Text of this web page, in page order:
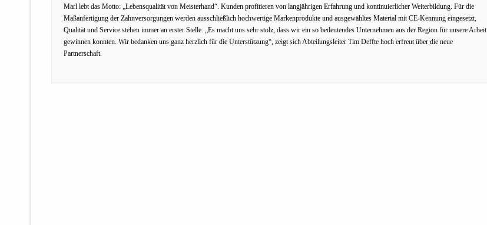
Marl lebt das Motto: „Lebensqualität von Meisterhand“. Kunden profitieren von langjährigen Erfahrung und kontinuierlicher Weiterbildung. Für die
Maßanfertigung der Zahnversorgungen werden ausschließlich hochwertige Markenprodukte und ausgewähltes Material mit CE-Kennung eingesetzt,
Qualität und Service stehen immer an erster Stelle. „Es macht uns sehr stolz, dass wir ein so bedeutendes Unternehmen aus der Region für unsere Arbeit
gewinnen konnten. Wir bedanken uns ganz herzlich für die Unterstützung“, zeigt sich Abteilungsleiter Tim Deffte hoch erfreut über die neue
Partnerschaft.